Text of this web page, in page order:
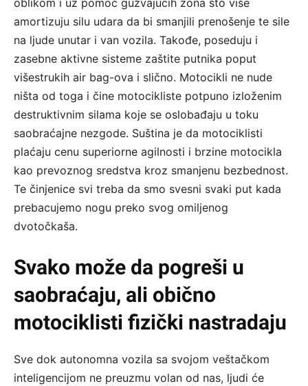
oblikom i uz pomoć gužvajućih zona što više
amortizuju silu udara da bi smanjili prenošenje te sile
na ljude unutar i van vozila. Takođe, poseduju i
zasebne aktivne sisteme zaštite putnika poput
višestrukih air bag-ova i slično. Motocikli ne nude
ništa od toga i čine motocikliste potpuno izloženim
destruktivnim silama koje se oslobađaju u toku
saobraćajne nezgode. Suština je da motociklisti
plaćaju cenu superiorne agilnosti i brzine motocikla
kao prevoznog sredstva kroz smanjenu bezbednost.
Te činjenice svi treba da smo svesni svaki put kada
prebacujemo nogu preko svog omiljenog
dvotočkaša.
Svako može da pogreši u
saobraćaju, ali obično
motociklisti fizički nastradaju
Sve dok autonomna vozila sa svojom veštačkom
inteligencijom ne preuzmu volan od nas, ljudi će